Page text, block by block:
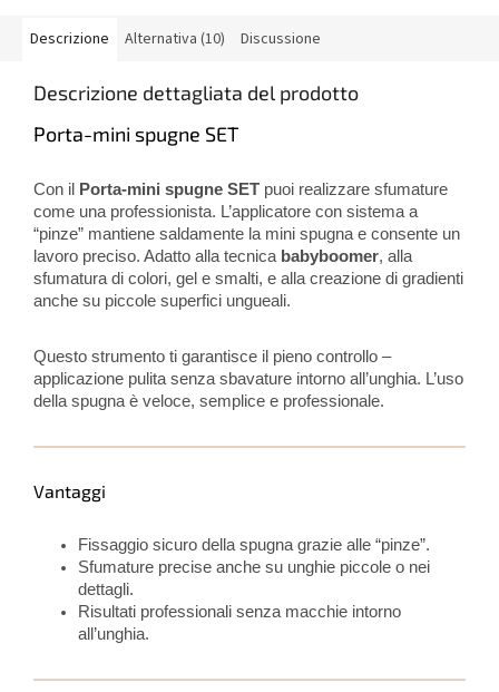
Descrizione Alternativa (10) Discussione
Descrizione dettagliata del prodotto
Porta-mini spugne SET
Con il Porta-mini spugne SET puoi realizzare sfumature
come una professionista. L’applicatore con sistema a
“pinze” mantiene saldamente la mini spugna e consente un
lavoro preciso. Adatto alla tecnica babyboomer, alla
sfumatura di colori, gel e smalti, e alla creazione di gradienti
anche su piccole superfici ungueali.
Questo strumento ti garantisce il pieno controllo –
applicazione pulita senza sbavature intorno all’unghia. L’uso
della spugna è veloce, semplice e professionale.
Vantaggi
Fissaggio sicuro della spugna grazie alle “pinze”.
Sfumature precise anche su unghie piccole o nei
dettagli.
Risultati professionali senza macchie intorno
all’unghia.